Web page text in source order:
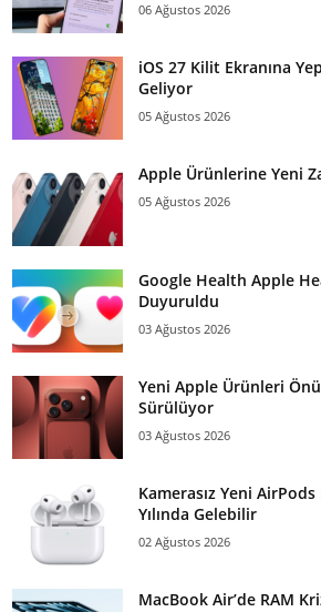
06 Ağustos 2026
iOS 27 Kilit Ekranına
Geliyor
05 Ağustos 2026
Apple Ürünlerine Yeni
05 Ağustos 2026
Google Health Apple
Duyuruldu
03 Ağustos 2026
Yeni Apple Ürünleri
Sürülüyor
03 Ağustos 2026
Kamerasız Yeni
Yılında Gelebilir
02 Ağustos 2026
MacBook Air’de RAM